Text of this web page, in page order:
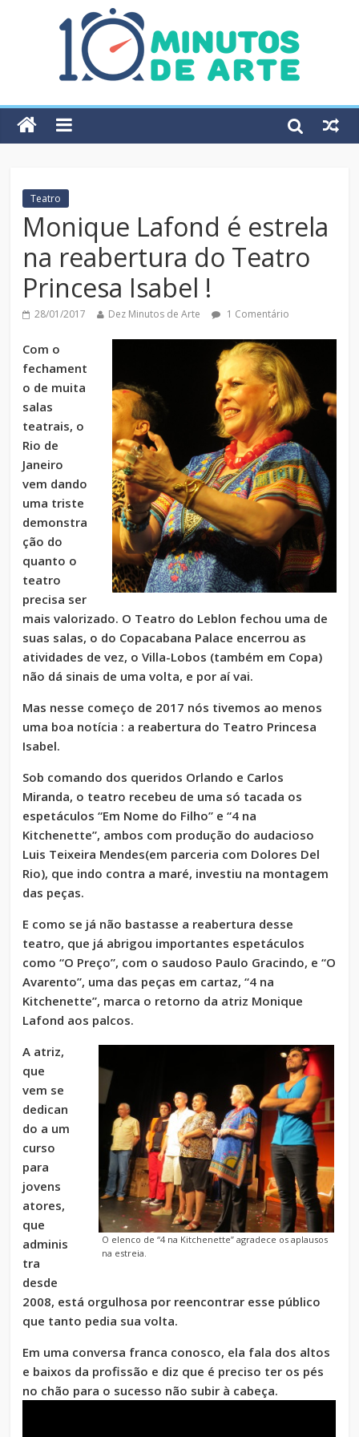
Teatro
Monique Lafond é estrela
na reabertura do Teatro
Princesa Isabel !
28/01/2017 Dez Minutos de Arte 1 Comentário
Com o
fechament
o de muita
salas
teatrais, o
Rio de
Janeiro
vem dando
uma triste
demonstra
ção do
quanto o
teatro
precisa ser
mais valorizado. O Teatro do Leblon fechou uma de
suas salas, o do Copacabana Palace encerrou as
atividades de vez, o Villa-Lobos (também em Copa)
não dá sinais de uma volta, e por aí vai.
Mas nesse começo de 2017 nós tivemos ao menos
uma boa notícia : a reabertura do Teatro Princesa
Isabel.
Sob comando dos queridos Orlando e Carlos
Miranda, o teatro recebeu de uma só tacada os
espetáculos “Em Nome do Filho” e “4 na
Kitchenette”, ambos com produção do audacioso
Luis Teixeira Mendes(em parceria com Dolores Del
Rio), que indo contra a maré, investiu na montagem
das peças.
E como se já não bastasse a reabertura desse
teatro, que já abrigou importantes espetáculos
como “O Preço”, com o saudoso Paulo Gracindo, e “O
Avarento”, uma das peças em cartaz, “4 na
Kitchenette”, marca o retorno da atriz Monique
Lafond aos palcos.
O elenco de “4 na Kitchenette” agradece os aplausos
na estreia.
A atriz,
que
vem se
dedican
do a um
curso
para
jovens
atores,
que
adminis
tra
desde
2008, está orgulhosa por reencontrar esse público
que tanto pedia sua volta.
Em uma conversa franca conosco, ela fala dos altos
e baixos da profissão e diz que é preciso ter os pés
no chão para o sucesso não subir à cabeça.